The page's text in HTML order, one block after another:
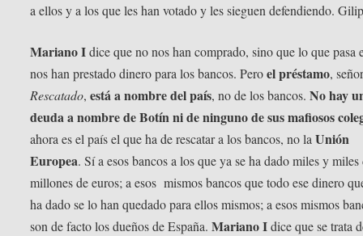
a ellos y a los que les han votado y les sieguen defendiendo.
Mariano Idice que no nos han comprado, sino que lo que pasa
nos han prestado dinero para los bancos. Peroel préstamo,
Rescatado,está a nombre del país, no de los bancos.No hay
deuda a nombre de Botín ni de ninguno de sus mafiosos
ahora es el país el que ha de rescatar a los bancos, no laUnión
Europea. Sí a esos bancos a los que ya se ha dado miles y miles
millones de euros; a esos mismos bancos que todo ese dinero
ha dado se lo han quedado para ellos mismos; a esos mismos
son de facto los dueños de España.Mariano Idice que se trata